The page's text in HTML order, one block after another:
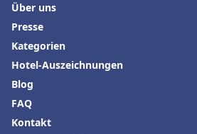
Über uns
Presse
Kategorien
Hotel-Auszeichnungen
Blog
FAQ
Kontakt